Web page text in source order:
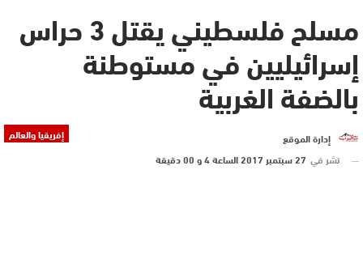
مسلح فلسطيني يقتل 3 حراس
إسرائيليين في مستوطنة
بالضفة الغربية
إفريقيا والعالم
إدارة الموقع
نشر في 27 سبتمبر 2017 الساعة 4 و 00 دقيقة